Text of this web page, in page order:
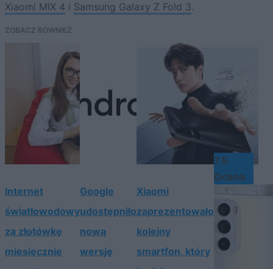
Xiaomi MIX 4 i Samsung Galaxy Z Fold 3.
ZOBACZ RÓWNIEŻ
Internet
światłowodowy
za złotówkę
miesięcznie
Google
udostępniło
nową
wersję
Xiaomi
zaprezentowało
kolejny
smartfon, który
7.5
Ocena